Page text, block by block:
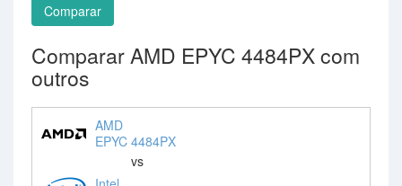
Comparar
Comparar AMD EPYC 4484PX com
outros
AMD
EPYC 4484PX
vs